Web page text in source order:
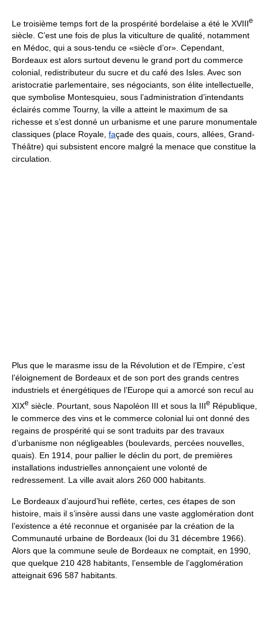
Le troisième temps fort de la prospérité bordelaise a été le XVIIIe
siècle. C’est une fois de plus la viticulture de qualité, notamment
en Médoc, qui a sous-tendu ce «siècle d’or». Cependant,
Bordeaux est alors surtout devenu le grand port du commerce
colonial, redistributeur du sucre et du café des Isles. Avec son
aristocratie parlementaire, ses négociants, son élite intellectuelle,
que symbolise Montesquieu, sous l’administration d’intendants
éclairés comme Tourny, la ville a atteint le maximum de sa
richesse et s’est donné un urbanisme et une parure monumentale
classiques (place Royale, façade des quais, cours, allées, Grand-
Théâtre) qui subsistent encore malgré la menace que constitue la
circulation.
Plus que le marasme issu de la Révolution et de l’Empire, c’est
l’éloignement de Bordeaux et de son port des grands centres
industriels et énergétiques de l’Europe qui a amorcé son recul au
XIXe siècle. Pourtant, sous Napoléon III et sous la IIIe République,
le commerce des vins et le commerce colonial lui ont donné des
regains de prospérité qui se sont traduits par des travaux
d’urbanisme non négligeables (boulevards, percées nouvelles,
quais). En 1914, pour pallier le déclin du port, de premières
installations industrielles annonçaient une volonté de
redressement. La ville avait alors 260 000 habitants.
Le Bordeaux d’aujourd’hui reflète, certes, ces étapes de son
histoire, mais il s’insère aussi dans une vaste agglomération dont
l’existence a été reconnue et organisée par la création de la
Communauté urbaine de Bordeaux (loi du 31 décembre 1966).
Alors que la commune seule de Bordeaux ne comptait, en 1990,
que quelque 210 428 habitants, l’ensemble de l’agglomération
atteignait 696 587 habitants.